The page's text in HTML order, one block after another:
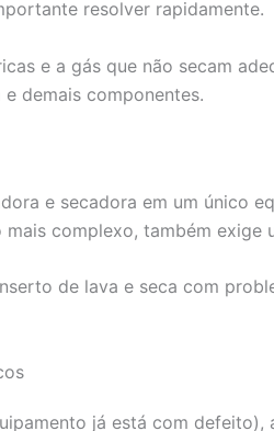
resolver rapidamente.
e a gás que não secam
demais componentes.
e secadora em um único
complexo, também
de lava e seca com
já está com